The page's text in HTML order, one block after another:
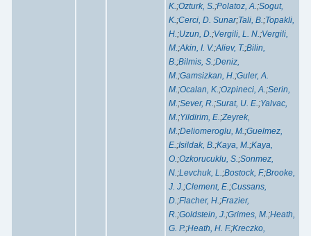
K.;Ozturk, S.;Polatoz, A.;Sogut,
K.;Cerci, D. Sunar;Tali, B.;Topakli,
H.;Uzun, D.;Vergili, L. N.;Vergili,
M.;Akin, I. V.;Aliev, T.;Bilin,
B.;Bilmis, S.;Deniz,
M.;Gamsizkan, H.;Guler, A.
M.;Ocalan, K.;Ozpineci, A.;Serin,
M.;Sever, R.;Surat, U. E.;Yalvac,
M.;Yildirim, E.;Zeyrek,
M.;Deliomeroglu, M.;Guelmez,
E.;Isildak, B.;Kaya, M.;Kaya,
O.;Ozkorucuklu, S.;Sonmez,
N.;Levchuk, L.;Bostock, F.;Brooke,
J. J.;Clement, E.;Cussans,
D.;Flacher, H.;Frazier,
R.;Goldstein, J.;Grimes, M.;Heath,
G. P.;Heath, H. F.;Kreczko,